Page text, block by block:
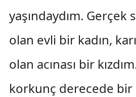
yaşındaydım. Gerçek
olan evli bir kadın,
olan acınası bir
korkunç derecede bir